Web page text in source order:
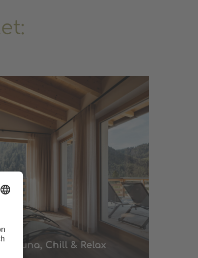
Sauna, Chill & Relax